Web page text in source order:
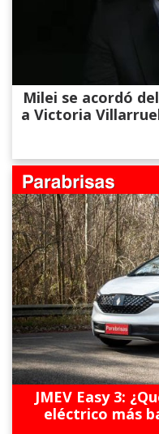
Milei se acordó
a Victoria
JMEV Easy 3:
eléctrico más